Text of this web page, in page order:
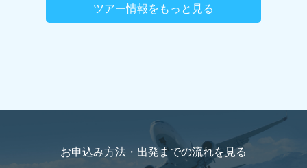
ツアー情報をもっと見る
お申込み方法・出発までの流れを見る